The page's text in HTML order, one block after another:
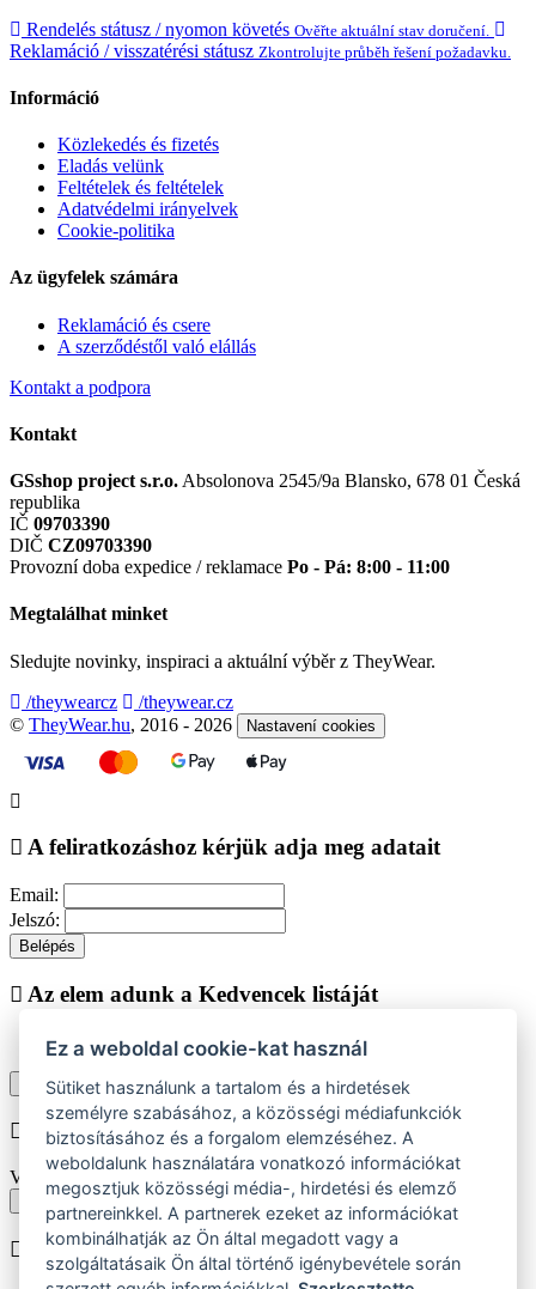
Rendelés státusz / nyomon követés Ověřte aktuální stav doručení.
Reklamáció / visszatérési státusz Zkontrolujte průběh řešení požadavku.
Információ
Közlekedés és fizetés
Eladás velünk
Feltételek és feltételek
Adatvédelmi irányelvek
Cookie-politika
Az ügyfelek számára
Reklamáció és csere
A szerződéstől való elállás
Kontakt a podpora
Kontakt
GSshop project s.r.o. Absolonova 2545/9a Blansko, 678 01 Česká
republika
IČ 09703390
DIČ CZ09703390
Provozní doba expedice / reklamace Po - Pá: 8:00 - 11:00
Megtalálhat minket
Sledujte novinky, inspiraci a aktuální výběr z TheyWear.
/theywearcz
/theywear.cz
© TheyWear.hu, 2016 - 2026 Nastavení cookies
A feliratkozáshoz kérjük adja meg adatait
Email:
Jelszó:
Belépés
Az elem adunk a Kedvencek listáját
Vásárlás folytatása Megjelenítése kedvencek listájához
Chyba při vkládání do košíku
Vyberte prosím velikost produktu
Vissza a méretekhez
A terméket beiktatjuk helyezése
Ez a weboldal cookie-kat használ
Sütiket használunk a tartalom és a hirdetések
személyre szabásához, a közösségi médiafunkciók
biztosításához és a forgalom elemzéséhez. A
weboldalunk használatára vonatkozó információkat
megosztjuk közösségi média-, hirdetési és elemző
partnereinkkel. A partnerek ezeket az információkat
kombinálhatják az Ön által megadott vagy a
szolgáltatásaik Ön által történő igénybevétele során